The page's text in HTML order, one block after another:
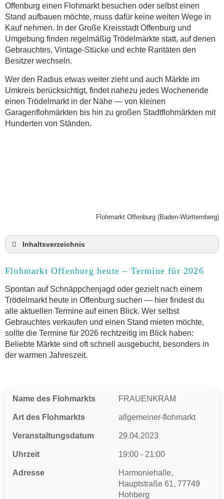
Offenburg einen Flohmarkt besuchen oder selbst einen
Stand aufbauen möchte, muss dafür keine weiten Wege in
Kauf nehmen. In der Große Kreisstadt Offenburg und
Umgebung finden regelmäßig Trödelmärkte statt, auf denen
Gebrauchtes, Vintage-Stücke und echte Raritäten den
Besitzer wechseln.
Wer den Radius etwas weiter zieht und auch Märkte im
Umkreis berücksichtigt, findet nahezu jedes Wochenende
einen Trödelmarkt in der Nähe — von kleinen
Garagenflohmärkten bis hin zu großen Stadtflohmärkten mit
Hunderten von Ständen.
Flohmarkt Offenburg (Baden-Württemberg)
Inhaltsverzeichnis
Anmeldung & Standgebühr auf dem Trödelmarkt
Online-Flohmarkt Offenburg
Welche Trödelmarkt-Typen gibt es?
Aktuelle Flohmarkt-Termine für Offenburg und
Umgebung
Kleinanzeigen Offenburg als Alternative zum
Trödelmarkt
Flohmarkt Offenburg heute – Termine für 2026
Spontan auf Schnäppchenjagd oder gezielt nach einem
Trödelmarkt heute in Offenburg suchen — hier findest du
alle aktuellen Termine auf einen Blick. Wer selbst
Gebrauchtes verkaufen und einen Stand mieten möchte,
sollte die Termine für 2026 rechtzeitig im Blick haben:
Beliebte Märkte sind oft schnell ausgebucht, besonders in
der warmen Jahreszeit.
Name des Flohmarkts FRAUENKRAM
Art des Flohmarkts allgemeiner-flohmarkt
Veranstaltungsdatum 29.04.2023
Uhrzeit 19:00 - 21:00
Adresse
Harmoniehalle,
Hauptstraße 61, 77749
Hohberg